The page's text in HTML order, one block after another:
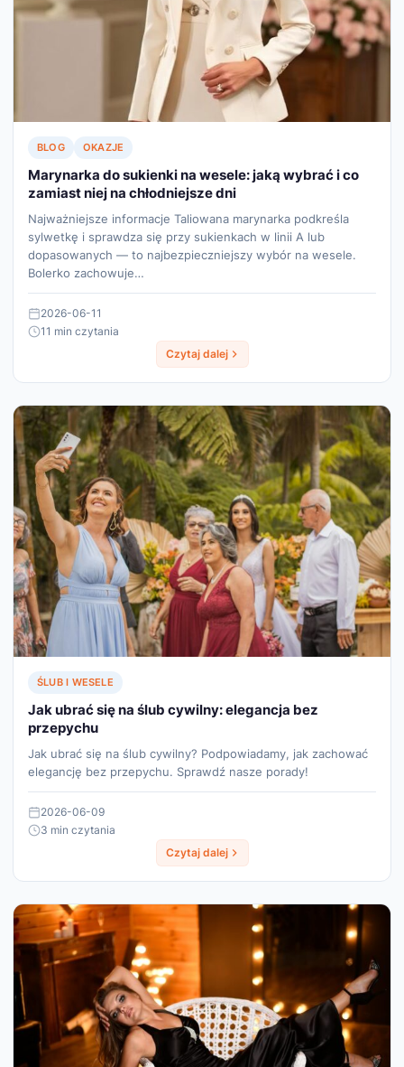
BLOG OKAZJE
Marynarka do sukienki na wesele: jaką wybrać i co
zamiast niej na chłodniejsze dni
Najważniejsze informacje Taliowana marynarka podkreśla
sylwetkę i sprawdza się przy sukienkach w linii A lub
dopasowanych — to najbezpieczniejszy wybór na wesele.
Bolerko zachowuje…
2026-06-11
11 min czytania
Czytaj dalej
ŚLUB I WESELE
Jak ubrać się na ślub cywilny: elegancja bez
przepychu
Jak ubrać się na ślub cywilny? Podpowiadamy, jak zachować
elegancję bez przepychu. Sprawdź nasze porady!
2026-06-09
3 min czytania
Czytaj dalej